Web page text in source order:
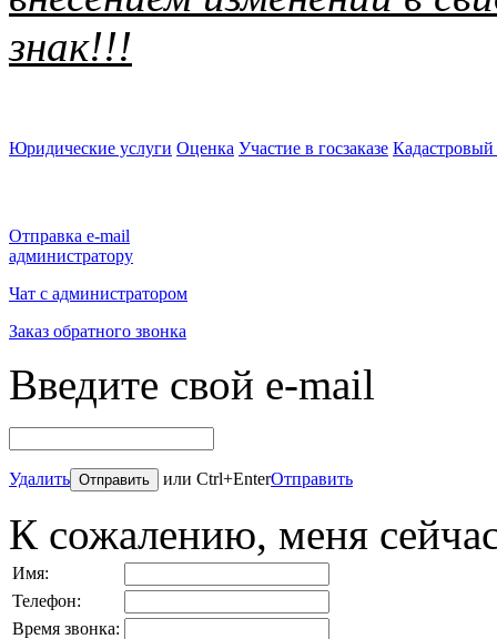
знак!!!
Юридические услуги Оценка Участие в госзаказе Кадастровый
Отправка e-mail
администратору
Чат с администратором
Заказ обратного звонка
Введите свой e-mail
Удалить или Ctrl+EnterОтправить
К сожалению, меня
Имя:
Телефон:
Время звонка: